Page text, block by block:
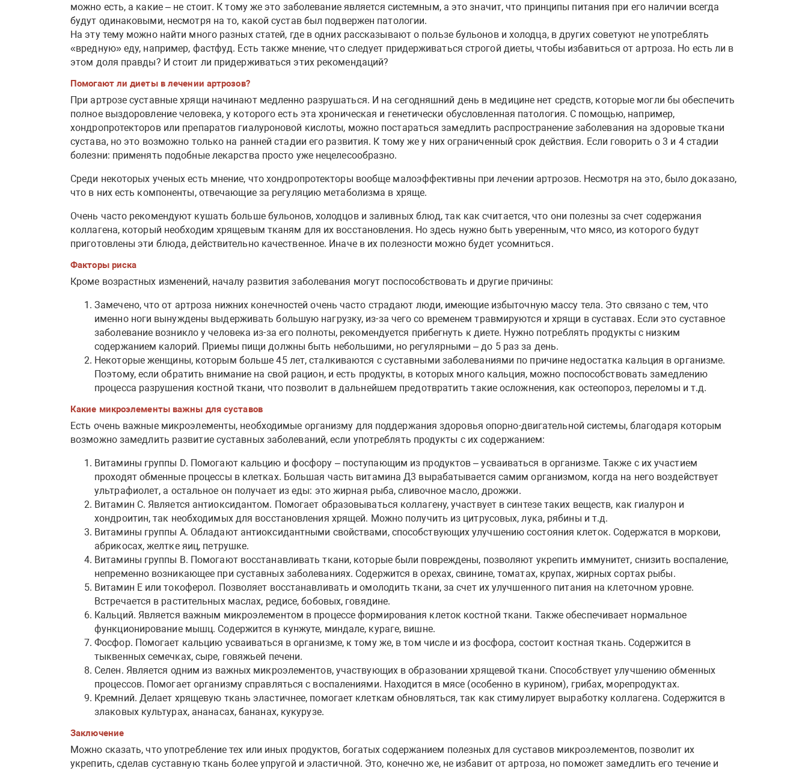
можно есть, а какие – не стоит. К тому же это заболевание является системным, а это значит, что принципы питания при его наличии всегда
будут одинаковыми, несмотря на то, какой сустав был подвержен патологии.
На эту тему можно найти много разных статей, где в одних рассказывают о пользе бульонов и холодца, в других советуют не употреблять
«вредную» еду, например, фастфуд. Есть также мнение, что следует придерживаться строгой диеты, чтобы избавиться от артроза. Но есть ли в
этом доля правды? И стоит ли придерживаться этих рекомендаций?
Помогают ли диеты в лечении артрозов?
При артрозе суставные хрящи начинают медленно разрушаться. И на сегодняшний день в медицине нет средств, которые могли бы обеспечить
полное выздоровление человека, у которого есть эта хроническая и генетически обусловленная патология. С помощью, например,
хондропротекторов или препаратов гиалуроновой кислоты, можно постараться замедлить распространение заболевания на здоровые ткани
сустава, но это возможно только на ранней стадии его развития. К тому же у них ограниченный срок действия. Если говорить о 3 и 4 стадии
болезни: применять подобные лекарства просто уже нецелесообразно.
Среди некоторых ученых есть мнение, что хондропротекторы вообще малоэффективны при лечении артрозов. Несмотря на это, было доказано,
что в них есть компоненты, отвечающие за регуляцию метаболизма в хряще.
Очень часто рекомендуют кушать больше бульонов, холодцов и заливных блюд, так как считается, что они полезны за счет содержания
коллагена, который необходим хрящевым тканям для их восстановления. Но здесь нужно быть уверенным, что мясо, из которого будут
приготовлены эти блюда, действительно качественное. Иначе в их полезности можно будет усомниться.
Факторы риска
Кроме возрастных изменений, началу развития заболевания могут поспособствовать и другие причины:
Замечено, что от артроза нижних конечностей очень часто страдают люди, имеющие избыточную массу тела. Это связано с тем, что
именно ноги вынуждены выдерживать большую нагрузку, из-за чего со временем травмируются и хрящи в суставах. Если это суставное
заболевание возникло у человека из-за его полноты, рекомендуется прибегнуть к диете. Нужно потреблять продукты с низким
содержанием калорий. Приемы пищи должны быть небольшими, но регулярными – до 5 раз за день.
Некоторые женщины, которым больше 45 лет, сталкиваются с суставными заболеваниями по причине недостатка кальция в организме.
Поэтому, если обратить внимание на свой рацион, и есть продукты, в которых много кальция, можно поспособствовать замедлению
процесса разрушения костной ткани, что позволит в дальнейшем предотвратить такие осложнения, как остеопороз, переломы и т.д.
Какие микроэлементы важны для суставов
Есть очень важные микроэлементы, необходимые организму для поддержания здоровья опорно-двигательной системы, благодаря которым
возможно замедлить развитие суставных заболеваний, если употреблять продукты с их содержанием:
Витамины группы D. Помогают кальцию и фосфору – поступающим из продуктов – усваиваться в организме. Также с их участием
проходят обменные процессы в клетках. Большая часть витамина Д3 вырабатывается самим организмом, когда на него воздействует
ультрафиолет, а остальное он получает из еды: это жирная рыба, сливочное масло, дрожжи.
Витамин С. Является антиоксидантом. Помогает образовываться коллагену, участвует в синтезе таких веществ, как гиалурон и
хондроитин, так необходимых для восстановления хрящей. Можно получить из цитрусовых, лука, рябины и т.д.
Витамины группы А. Обладают антиоксидантными свойствами, способствующих улучшению состояния клеток. Содержатся в моркови,
абрикосах, желтке яиц, петрушке.
Витамины группы В. Помогают восстанавливать ткани, которые были повреждены, позволяют укрепить иммунитет, снизить воспаление,
непременно возникающее при суставных заболеваниях. Содержится в орехах, свинине, томатах, крупах, жирных сортах рыбы.
Витамин Е или токоферол. Позволяет восстанавливать и омолодить ткани, за счет их улучшенного питания на клеточном уровне.
Встречается в растительных маслах, редисе, бобовых, говядине.
Кальций. Является важным микроэлементом в процессе формирования клеток костной ткани. Также обеспечивает нормальное
функционирование мышц. Содержится в кунжуте, миндале, кураге, вишне.
Фосфор. Помогает кальцию усваиваться в организме, к тому же, в том числе и из фосфора, состоит костная ткань. Содержится в
тыквенных семечках, сыре, говяжьей печени.
Селен. Является одним из важных микроэлементов, участвующих в образовании хрящевой ткани. Способствует улучшению обменных
процессов. Помогает организму справляться с воспалениями. Находится в мясе (особенно в курином), грибах, морепродуктах.
Кремний. Делает хрящевую ткань эластичнее, помогает клеткам обновляться, так как стимулирует выработку коллагена. Содержится в
злаковых культурах, ананасах, бананах, кукурузе.
Заключение
Можно сказать, что употребление тех или иных продуктов, богатых содержанием полезных для суставов микроэлементов, позволит их
укрепить, сделав суставную ткань более упругой и эластичной. Это, конечно же, не избавит от артроза, но поможет замедлить его течение и